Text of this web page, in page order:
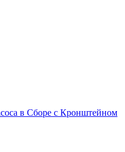
в Сборе с Кронштейном